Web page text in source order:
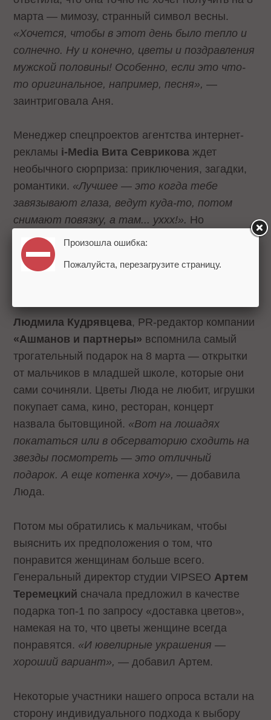
марта — мимозу, странный символ весны.
«Хочется, чтобы в этот день было тепло и
солнечно. Ну и конечно, цветы и поздравления
мужской половины! Особенно, если это что-
то оригинальное, например, песня», —
заинтриговала Аня.
Менеджер спецпроектов агентства интернет-
рекламы i-Media Вита Севриковаждет
необычного сюрприза: приключения, загадки,
романтики. «Лучшее — это когда тебе
завязывают глаза, ведут куда-то, потом
снимают повязку, а там... уххх!». Но
отказываться от традиционных радостей
праздника весны: цветов и украшений, — Вита
тоже не хочет.«А вот пылесос желательно не
Людмила Кудрявцева, PR-редактор компании
«Ашманов и партнеры» вспомнила самый
трогательный подарок на 8 марта — открытки
от мальчиков в младшей школе, которые они
сами сочиняли. Цветы Люда не любит, игрушки
покупает сама, кино, ресторан, концерт
назвала бытовщиной. «Вот на лошадях
покататься или в обсерваторию сходить на
звезды посмотреть — это отличный
подарок. А еще котенка хочу», — добавила
Люда.
Потом мы обратились к мальчикам, чтобы
выяснить их предположения о том, что
понравится женщинам больше всего.
Генеральный директор студииVIPSEO Артем
Теремецкий сначала предложил в качестве
подарка топ-1 по запросу «доставка цветов»,
намекая на то, что цветы женщине всегда
понравятся. «И ювелирные украшения —
хороший вариант», — добавил Артем.
Некоторые участники нашего опроса встали на
сторону индивидуального подхода к выбору
Произошла ошибка:
Пожалуйста, перезагрузите страницу.